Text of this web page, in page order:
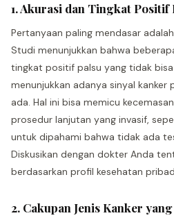
1. Akurasi dan Tingkat Positif
Pertanyaan paling mendasar
Studi menunjukkan bahwa
tingkat positif palsu yang tidak
menunjukkan adanya sinyal kanker
ada. Hal ini bisa memicu
prosedur lanjutan yang invasif,
untuk dipahami bahwa tidak ada
Diskusikan dengan dokter Anda
berdasarkan profil kesehatan
2. Cakupan Jenis Kanker